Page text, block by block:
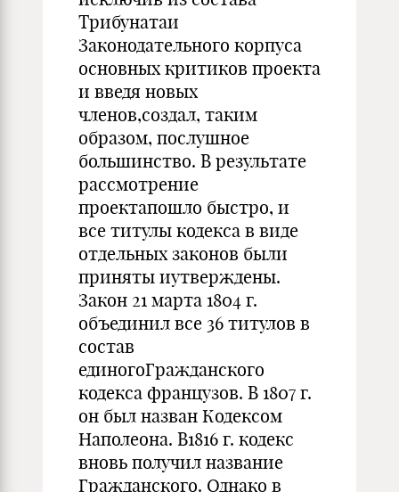
Трибунатаи
Законодательного корпуса
основных критиков проекта
и введя новых
членов,создал, таким
образом, послушное
большинство. В результате
рассмотрение
проектапошло быстро, и
все титулы кодекса в виде
отдельных законов были
приняты иутверждены.
Закон 21 марта 1804 г.
объединил все 36 титулов в
состав
единогоГражданского
кодекса французов. В 1807 г.
он был назван Кодексом
Наполеона. В1816 г. кодекс
вновь получил название
Гражданского. Однако в